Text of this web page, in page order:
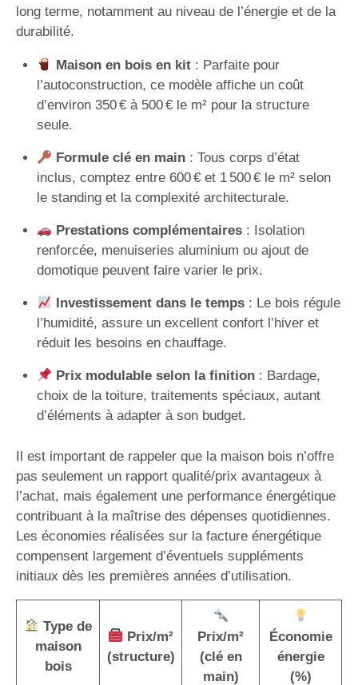
long terme, notamment au niveau de l’énergie et de la
durabilité.
Maison en bois en kit: Parfaite pour
l’autoconstruction, ce modèle affiche un coût
d’environ 350 € à 500 € le m² pour la structure
seule.
Formule clé en main: Tous corps d’état
inclus, comptez entre 600 € et 1 500 € le m² selon
le standing et la complexité architecturale.
Prestations complémentaires: Isolation
renforcée, menuiseries aluminium ou ajout de
domotique peuvent faire varier le prix.
Investissement dans le temps: Le bois régule
l’humidité, assure un excellent confort l’hiver et
réduit les besoins en chauffage.
Prix modulable selon la finition: Bardage,
choix de la toiture, traitements spéciaux, autant
d’éléments à adapter à son budget.
Il est important de rappeler que la maison bois n’offre
pas seulement un rapport qualité/prix avantageux à
l’achat, mais également une performance énergétique
contribuant à la maîtrise des dépenses quotidiennes.
Les économies réalisées sur la facture énergétique
compensent largement d’éventuels suppléments
initiaux dès les premières années d’utilisation.
Type de
maison
bois
Prix/m²
(structure)
Prix/m²
(clé en
main)
Économie
énergie
(%)